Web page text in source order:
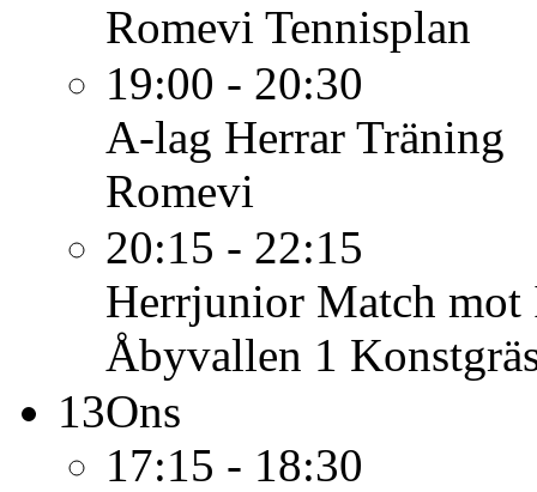
Romevi Tennisplan
19:00 - 20:30
A-lag Herrar Träning
Romevi
20:15 - 22:15
Herrjunior Match
Åbyvallen 1
13Ons
17:15 - 18:30